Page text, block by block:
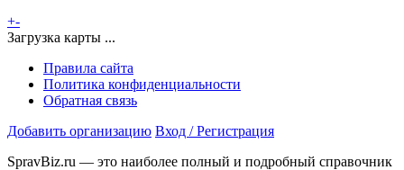
+-
Загрузка карты ...
Правила сайта
Политика конфиденциальности
Обратная связь
Добавить организацию Вход / Регистрация
SpravBiz.ru — это наиболее полный и подробный справочник